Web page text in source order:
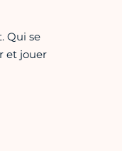
Qui se
et jouer